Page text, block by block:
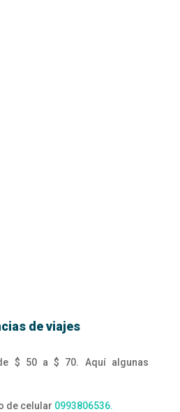
de viajes
$ 50 a $ 70. Aquí algunas
de celular 0993806536.